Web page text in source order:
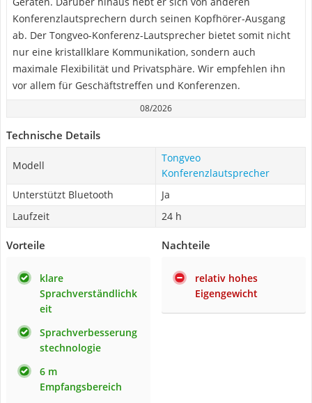
Konferenzlautsprechern durch seinen Kopfhörer-Ausgang
ab. Der Tongveo-Konferenz-Lautsprecher bietet somit nicht
nur eine kristallklare Kommunikation, sondern auch
maximale Flexibilität und Privatsphäre. Wir empfehlen ihn
vor allem für Geschäftstreffen und Konferenzen.
08/2026
Technische Details
Modell
Tongveo
Konferenzlautsprecher
Unterstützt Bluetooth
Ja
Laufzeit
24 h
Vorteile
klare
Sprachverständlichk
eit
Sprachverbesserung
stechnologie
6 m
Empfangsbereich
Nachteile
relativ hohes
Eigengewicht